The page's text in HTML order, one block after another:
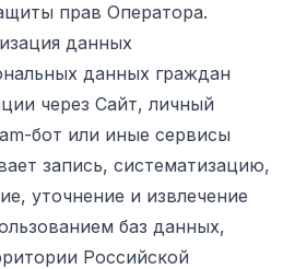
прав Оператора.
данных
данных граждан
через Сайт, личный
бот или иные сервисы
запись, систематизацию,
уточнение и извлечение
баз данных,
Российской